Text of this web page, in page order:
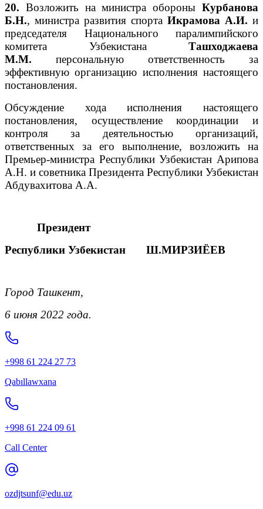
20. Возложить на министра обороныКурбанова
Б.Н., министра развития спорта Икрамова А.И. и
председателя Национального паралимпийского
комитета Узбекистана Ташходжаева
М.М. персональную ответственность за
эффективную организацию исполнения настоящего
постановления.
Обсуждение хода исполнения настоящего
постановления, осуществление координации и
контроля за деятельностью организаций,
ответственных за его выполнение, возложить на
Премьер-министра Республики Узбекистан Арипова
А.Н. и советника Президента Республики Узбекистан
Абдувахитова А.А.
Президент
Республики Узбекистан Ш.МИРЗИЁЕВ
Город Ташкент,
6 июня 2022 года.
+998 61 224 27 73
Qabıllawxana
+998 61 224 09 61
Call Center
ozdjtsunf@edu.uz